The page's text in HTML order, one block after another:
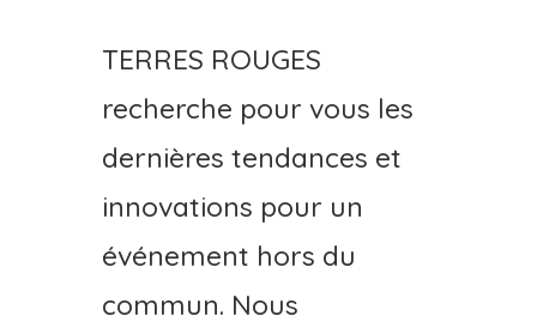
TERRES ROUGES
recherche pour vous les
dernières tendances et
innovations pour un
événement hors du
commun. Nous